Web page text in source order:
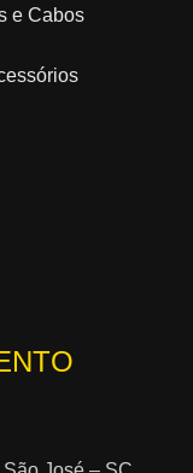
e Cabos